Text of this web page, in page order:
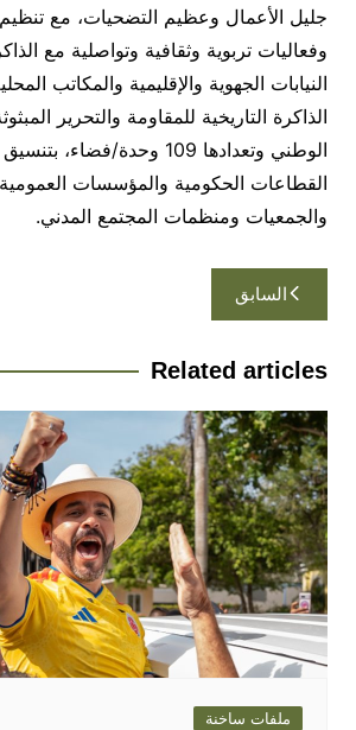
جليل الأعمال وعظيم التضحيات، مع
وفعاليات تربوية وثقافية وتواصلية مع
النيابات الجهوية والإقليمية والمكاتب
الذاكرة التاريخية للمقاومة والتحرير
الوطني وتعدادها 109 وحدة/
القطاعات الحكومية والمؤسسات العمومية
والجمعيات ومنظمات المجتمع المدني.
تصفّح
المقالات
السابق
Related articles
ملفات ساخنة